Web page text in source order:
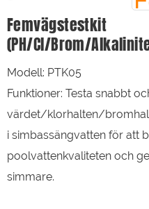
Femvägstestkit
(pH/Cl/Brom/
Modell: PTK05
Funktioner: Testa snabbt
värdet/klorhalten/
i simbassängvatten för att
poolvattenkvaliteten och
simmare.